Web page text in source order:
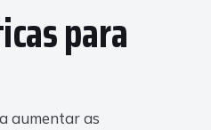
para
aumentar as